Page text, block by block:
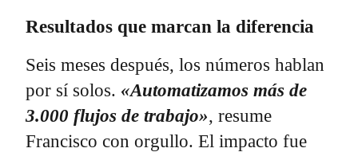
Resultados que marcan la diferencia
Seis meses después, los números hablan
por sí solos. «Automatizamos más de
3.000 flujos de trabajo», resume
Francisco con orgullo. El impacto fue